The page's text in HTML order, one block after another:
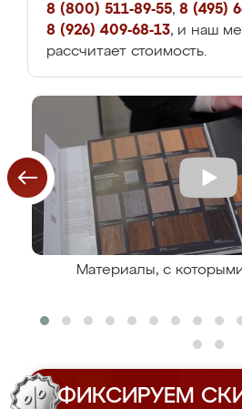
8 (800) 511-89-55, 8 (495)
8 (926) 409-68-13, и наш
рассчитает стоимость.
Материалы, с
ФИКСИРУЕМ